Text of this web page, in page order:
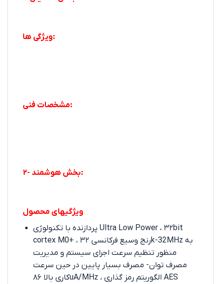
ویژگی ها:
مشخصات فنی:
۲- بخش هوشمند:
ویژگیهای محصول
پردازنده با تکنولوژی Ultra Low Power ، ۳۲bit
cortex M0+ ، رنج وسیع فرکانسی ۳۲k-32MHz به
منظور تنظیم سرعت اجرای سیستم و مدیریت
مصرف توان- مصرف بسیار پایین در حین سرعت
کاری بالا ۸۶uA/MHz ، الگوریتم رمز گذاری AES